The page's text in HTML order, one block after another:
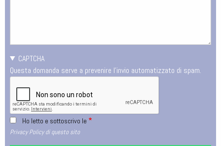
CAPTCHA
Questa domanda serve a prevenire l'invio automatizzato di spam.
Ho letto e sottoscrivo le
Privacy Policy di questo sito